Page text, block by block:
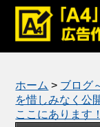
ホーム > ブログ
を惜しみなく公
ここにあります！